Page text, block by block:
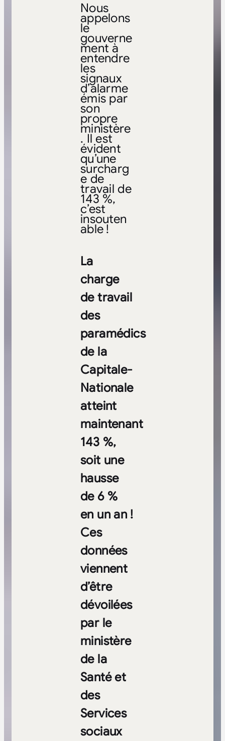
Nous
appelons
le
gouverne
ment à
entendre
les
signaux
d’alarme
émis par
son
propre
ministère
. Il est
évident
qu’une
surcharg
e de
travail de
143 %,
c’est
insouten
able !
La
charge
de travail
des
paramédics
de la
Capitale-
Nationale
atteint
maintenant
143 %,
soit une
hausse
de 6 %
en un an !
Ces
données
viennent
d’être
dévoilées
par le
ministère
de la
Santé et
des
Services
sociaux